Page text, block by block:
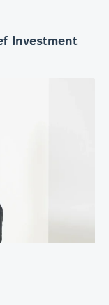
Investment